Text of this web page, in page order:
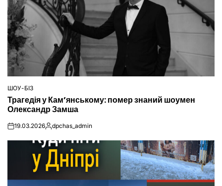
ОПУБЛІКУВАТИ
ШОУ-БІЗ
Трагедія у Кам’янському: помер знаний шоумен
Олександр Замша
on19.03.2026Опубліковано
dpchas_admin